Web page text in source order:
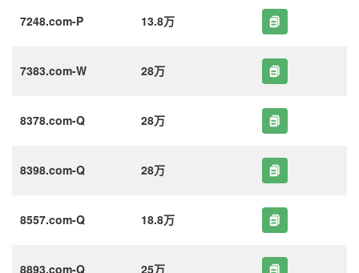
7248.com-P 13.8万
7383.com-W 28万
8378.com-Q 28万
8398.com-Q 28万
8557.com-Q 18.8万
8893.com-Q 25万